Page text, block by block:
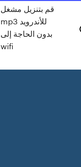
قم بتنزيل مشغل
mp3 للأندرويد
بدون الحاجة إلى
wifi